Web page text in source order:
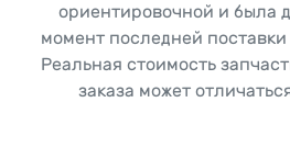
ориентировочной и была
момент последней
Реальная стоимость
заказа может